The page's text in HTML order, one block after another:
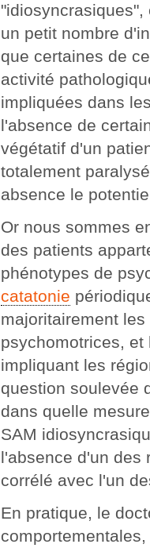
un petit nombre
que certaines de
activité
impliquées dans
l'absence de
végétatif d'un
totalement
absence le
Or nous sommes
des patients
phénotypes de
catatonie
majoritairement
psychomotrices, et
impliquant les
question soulevée
dans quelle
SAM
l'absence d'un des
corrélé avec l'un
En pratique, le